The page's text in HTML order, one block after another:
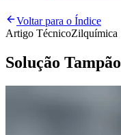
Voltar para o Índice
Artigo TécnicoZilquímica
Solução Tampão